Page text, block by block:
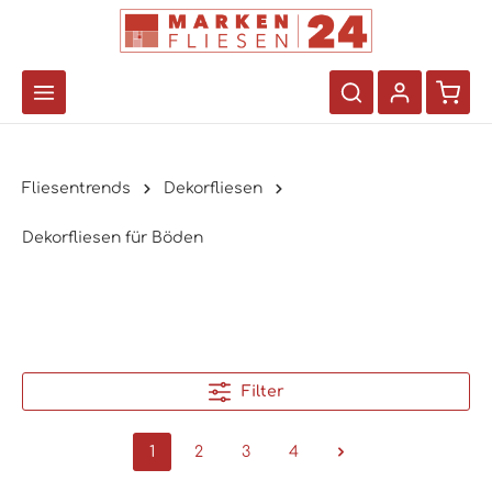
Fliesentrends Dekorfliesen
Dekorfliesen für Böden
Filter
1 2 3 4